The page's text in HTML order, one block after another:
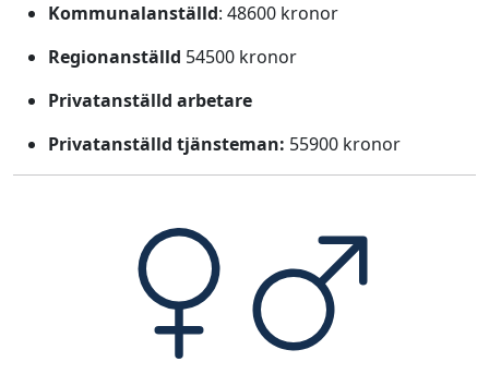
Kommunalanställd: 48600 kronor
Regionanställd 54500 kronor
Privatanställd arbetare
Privatanställd tjänsteman: 55900 kronor